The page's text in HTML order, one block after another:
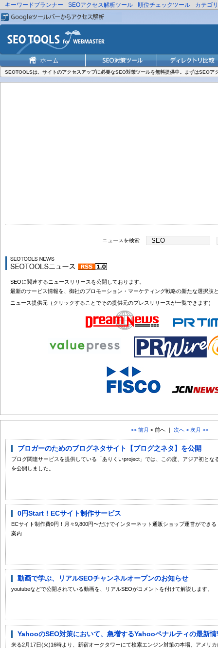
キーワードプランナー SEOアクセス解析ツール 順位チェックツール カテゴ
SEOTOOLSは、サイトのアクセスアップに必要なSEO対策ツールを無料提供中。まずはSEOア
ニュースを検索
SEOに関連するニュースリリースを公開しております。
最新のサービス情報を、御社のプロモーション・マーケティング戦略の新たな選択肢
ニュース提供元（クリックすることでその提供元のプレスリリースが一覧できます）
<< 前月 < 前へ ｜ 次へ > 次月 >>
ブロガーのためのブログネタサイト【ブログ之ネタ】を公開
ブログ関連サービスを提供している「ありくいproject」では、この度、アジア初と
を公開しました。
0円Start！ECサイト制作サービス
ECサイト制作費0円！月々9,800円〜だけでインターネット通販ショップ運営ができ
案内
動画で学ぶ、リアルSEOチャンネルオープンのお知らせ
youtubeなどで公開されている動画を、リアルSEOがコメントを付けて解説します。
YahooのSEO対策において、急増するYahooペナルティの最新
来る2月17日(火)16時より、新宿オークタワーにて検索エンジン対策の本場、アメリ